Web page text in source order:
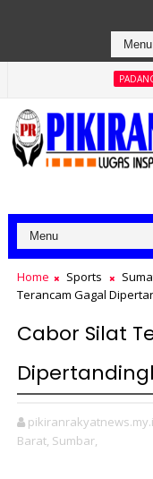
PADANG
Home Sports
Terancam Gagal
Cabor Silat
Barat, Sumbar,